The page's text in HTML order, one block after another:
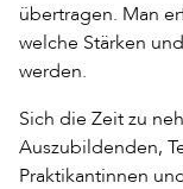
übertragen. Man
welche Stärken
werden.
Sich die Zeit zu
Auszubildenden,
Praktikantinnen